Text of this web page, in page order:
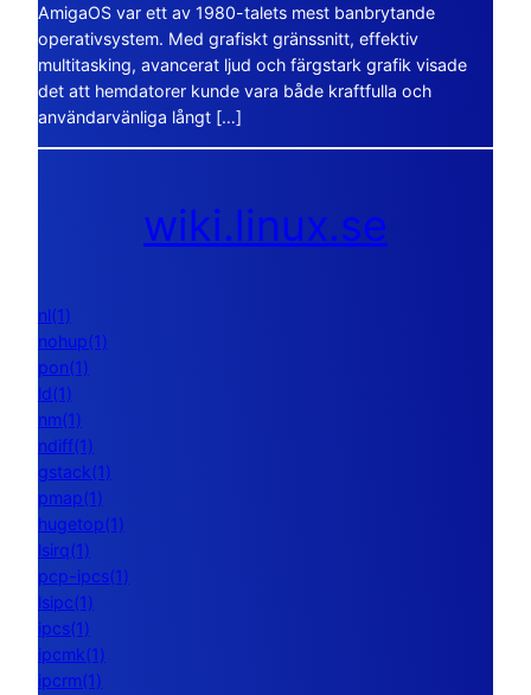
AmigaOS var ett av 1980-talets mest banbrytande
operativsystem. Med grafiskt gränssnitt, effektiv
multitasking, avancerat ljud och färgstark grafik visade
det att hemdatorer kunde vara både kraftfulla och
användarvänliga långt […]
wiki.linux.se
nl(1)
nohup(1)
pon(1)
ld(1)
nm(1)
ndiff(1)
gstack(1)
pmap(1)
hugetop(1)
lsirq(1)
pcp-ipcs(1)
lsipc(1)
ipcs(1)
ipcmk(1)
ipcrm(1)